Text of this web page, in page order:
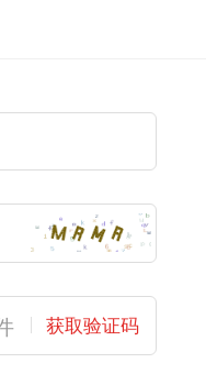
获取验证码